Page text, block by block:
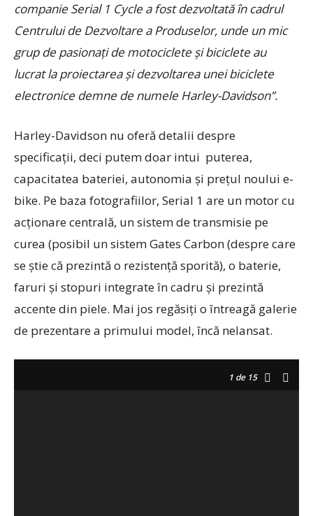
companie Serial 1 Cycle a fost dezvoltată în cadrul
Centrului de Dezvoltare a Produselor, unde un mic
grup de pasionați de motociclete și biciclete au
lucrat la proiectarea și dezvoltarea unei biciclete
electronice demne de numele Harley-Davidson”.
Harley-Davidson nu oferă detalii despre
specificații, deci putem doar intui puterea,
capacitatea bateriei, autonomia și prețul noului e-
bike. Pe baza fotografiilor, Serial 1 are un motor cu
acționare centrală, un sistem de transmisie pe
curea (posibil un sistem Gates Carbon (despre care
se știe că prezintă o rezistență sporită), o baterie,
faruri și stopuri integrate în cadru și prezintă
accente din piele. Mai jos regăsiți o întreagă galerie
de prezentare a primului model, încă nelansat.
1 de 15